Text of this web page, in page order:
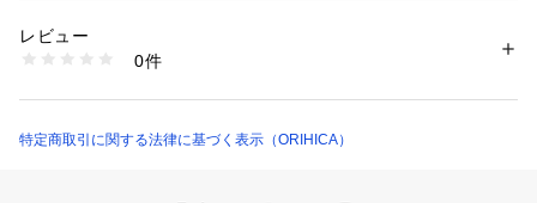
レビュー
0件
特定商取引に関する法律に基づく表示（ORIHICA）